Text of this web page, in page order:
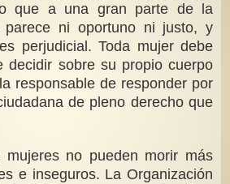
que a una gran parte de la
ni oportuno ni justo, y
perjudicial. Toda mujer debe
decidir sobre su propio cuerpo
responsable de responder por
de pleno derecho que
mujeres no pueden morir más
e inseguros. La Organización